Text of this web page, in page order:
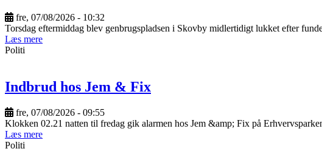
fre, 07/08/2026 - 10:32
Torsdag eftermiddag blev genbrugspladsen i Skovby midlertidigt lukket efter
Læs mere
Politi
Indbrud hos Jem & Fix
fre, 07/08/2026 - 09:55
Klokken 02.21 natten til fredag gik alarmen hos Jem &amp; Fix på
Læs mere
Politi